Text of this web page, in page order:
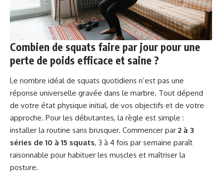
Combien de squats faire par jour pour une
perte de poids efficace et saine ?
Le nombre idéal de squats quotidiens n’est pas une
réponse universelle gravée dans le marbre. Tout dépend
de votre état physique initial, de vos objectifs et de votre
approche. Pour les débutantes, la règle est simple :
installer la routine sans brusquer. Commencer par 2 à 3
séries de 10 à 15 squats, 3 à 4 fois par semaine paraît
raisonnable pour habituer les muscles et maîtriser la
posture.